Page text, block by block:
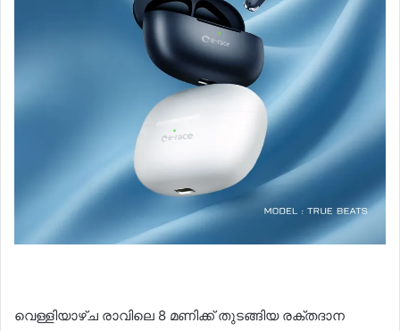
വെള്ളിയാഴ്ച രാവിലെ 8 മണിക്ക് തുടങ്ങിയ രക്തദാന